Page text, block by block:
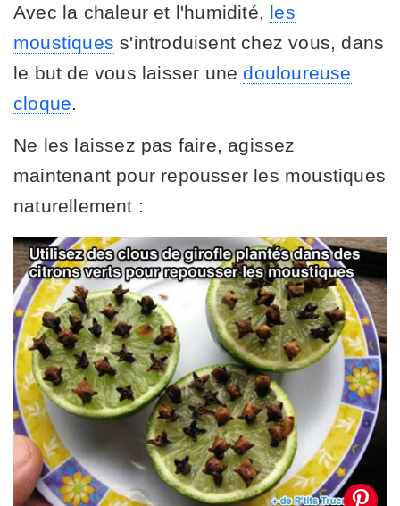
Avec la chaleur et l'humidité, les
moustiques s'introduisent chez vous, dans
le but de vous laisser unedouloureuse
cloque
Ne les laissez pas faire, agissez
maintenant pour repousser les moustiques
naturellement :